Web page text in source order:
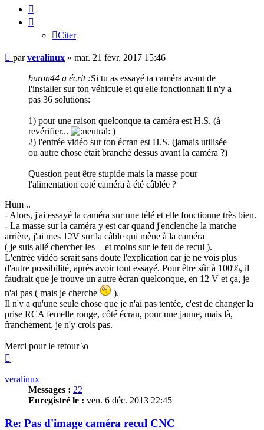
Citer
Message
parveralinux » mar. 21 févr. 2017 15:46
buron44 a écrit :Si tu as essayé ta caméra avant de
l'installer sur ton véhicule et qu'elle fonctionnait il n'y a
pas 36 solutions:
1) pour une raison quelconque ta caméra est H.S. (à
revérifier...
)
2) l'entrée vidéo sur ton écran est H.S. (jamais utilisée
ou autre chose était branché dessus avant la caméra ?)
Question peut être stupide mais la masse pour
l'alimentation coté caméra à été câblée ?
Hum ..
- Alors, j'ai essayé la caméra sur une télé et elle fonctionne très bien.
- La masse sur la caméra y est car quand j'enclenche la marche
arrière, j'ai mes 12V sur la câble qui mène à la caméra
( je suis allé chercher les + et moins sur le feu de recul ).
L'entrée vidéo serait sans doute l'explication car je ne vois plus
d'autre possibilité, après avoir tout essayé. Pour être sûr à 100%, il
faudrait que je trouve un autre écran quelconque, en 12 V et ça, je
n'ai pas ( mais je cherche
).
Il n'y a qu'une seule chose que je n'ai pas tentée, c'est de changer la
prise RCA femelle rouge, côté écran, pour une jaune, mais là,
franchement, je n'y crois pas.
Merci pour le retour \o
veralinux
Messages : 22
Enregistré le : ven. 6 déc. 2013 22:45
Re: Pas d'image caméra recul CNC